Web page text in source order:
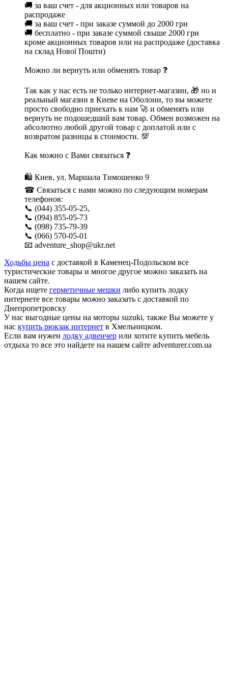
🚚 за ваш счет - для акционных или товаров на
распродаже
🚚 за ваш счет - при заказе суммой до 2000 грн
🚚 бесплатно - при заказе суммой свыше 2000 грн
кроме акционных товаров или на распродаже (доставка
на склад Нової Пошти)
Можно ли вернуть или обменять товар ❓
Так как у нас есть не только интернет-магазин, 🎁 но и
реальный магазин в Киеве на Оболони, то вы можете
просто свободно приехать к нам 🚀 и обменять или
вернуть не подошедший вам товар. Обмен возможен на
абсолютно любой другой товар с доплатой или с
возвратом разницы в стоимости. 💯
Как можно с Вами связаться ❓
🛍 Киев, ул. Маршала Тимошенко 9
☎ Связаться с нами можно по следующим номерам
телефонов:
📞 (044) 355-05-25,
📞 (094) 855-05-73
📞 (098) 735-79-39
📞 (066) 570-05-01
📧 adventure_shop@ukr.net
Ходьбы цена с доставкой в Каменец-Подольском все
туристические товары и многое другое можно заказать на
нашем сайте.
Когда ищете герметичные мешки либо купить лодку
интернете все товары можно заказать с доставкой по
Днепропетровску
У нас выгодные цены на моторы suzuki, также Вы можете у
нас купить рюкзак интернет в Хмельницком.
Если вам нужен лодку адвенчер или хотите купить мебель
отдыха то все это найдете на нашем сайте adventurer.com.ua